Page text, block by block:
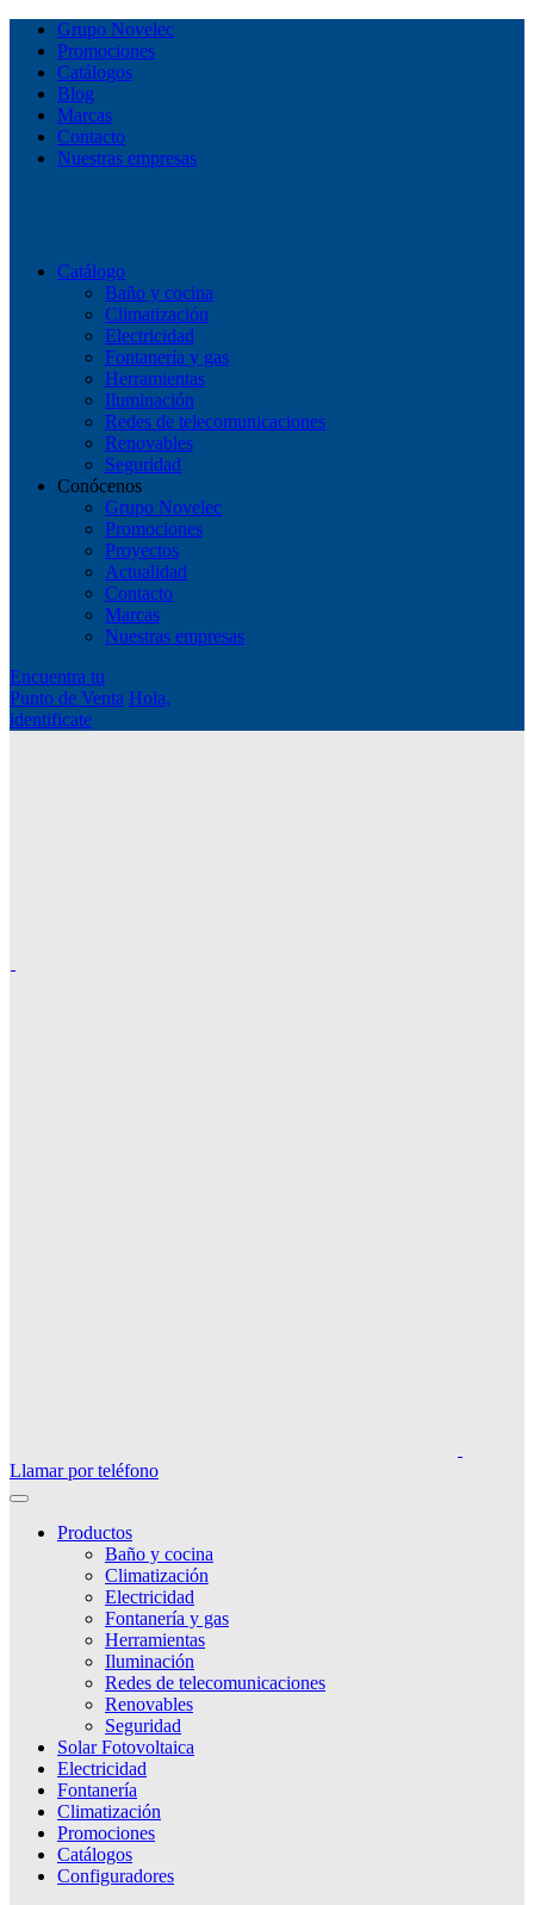
Grupo Novelec
Promociones
Catálogos
Blog
Marcas
Contacto
Nuestras empresas
Catálogo
Baño y cocina
Climatización
Electricidad
Fontanería y gas
Herramientas
Iluminación
Redes de telecomunicaciones
Renovables
Seguridad
Conócenos
Grupo Novelec
Promociones
Proyectos
Actualidad
Contacto
Marcas
Nuestras empresas
Encuentra tu
Punto de Venta Hola,
identificate
Llamar por teléfono
Productos
Baño y cocina
Climatización
Electricidad
Fontanería y gas
Herramientas
Iluminación
Redes de telecomunicaciones
Renovables
Seguridad
Solar Fotovoltaica
Electricidad
Fontanería
Climatización
Promociones
Catálogos
Configuradores